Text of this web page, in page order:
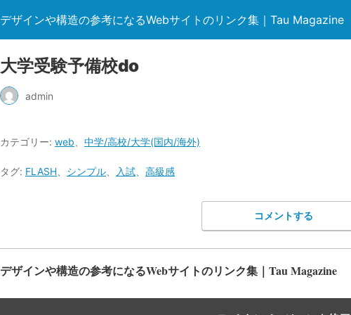
デザインや構造の参考になるWebサイトのリンク集｜Tau Magazine
大学受験予備校do
admin
カテゴリー: web 中学/高校/大学(国内/海外)
タグ: FLASH シンプル 入試 高級感
コメントする
デザインや構造の参考になるWebサイトのリンク集｜Tau Magazine